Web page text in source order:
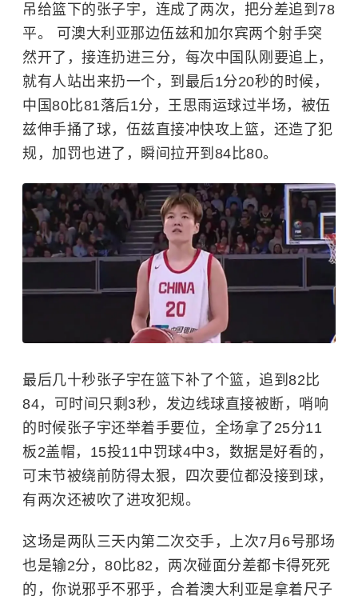
吊给篮下的张子宇，连成了两次，把分差追到78
平。 可澳大利亚那边伍兹和加尔宾两个射手突
然开了，接连扔进三分，每次中国队刚要追上，
就有人站出来扔一个，到最后1分20秒的时候，
中国80比81落后1分，王思雨运球过半场，被伍
兹伸手捅了球，伍兹直接冲快攻上篮，还造了犯
规，加罚也进了，瞬间拉开到84比80。
最后几十秒张子宇在篮下补了个篮，追到82比
84，可时间只剩3秒，发边线球直接被断，哨响
的时候张子宇还举着手要位，全场拿了25分11
板2盖帽，15投11中罚球4中3，数据是好看的，
可末节被绕前防得太狠，四次要位都没接到球，
有两次还被吹了进攻犯规。
这场是两队三天内第二次交手，上次7月6号那场
也是输2分，80比82，两次碰面分差都卡得死死
的，你说邪乎不邪乎，合着澳大利亚是拿着尺子